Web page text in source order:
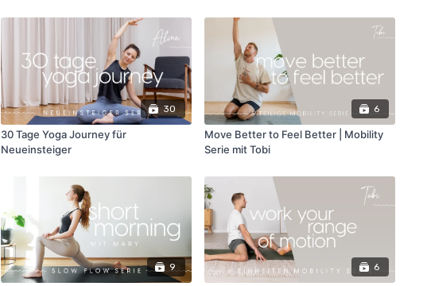
30
30 Tage Yoga Journey für
Neueinsteiger
6
Move Better to Feel Better | Mobility
Serie mit Tobi
9 6